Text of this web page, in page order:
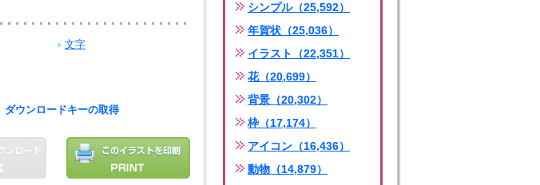
文字
ダウンロードキーの取得
シンプル（25,592）
年賀状（25,036）
イラスト（22,351）
花（20,699）
背景（20,302）
枠（17,174）
アイコン（16,436）
動物（14,879）